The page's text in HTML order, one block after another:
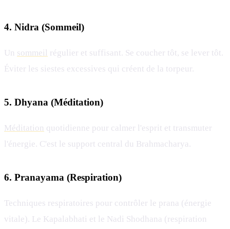
4. Nidra (Sommeil)
Un sommeil régulier et suffisant. Se coucher tôt, se lever tôt.
Éviter les siestes excessives qui créent de la torpeur.
5. Dhyana (Méditation)
Méditation quotidienne pour calmer l'esprit et transmuter
l'énergie. C'est le support central du Brahmacharya.
6. Pranayama (Respiration)
Techniques respiratoires pour contrôler le prana (énergie
vitale). Le Kapalabhati et le Nadi Shodhana (respiration